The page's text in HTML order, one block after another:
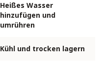
Heißes Wasser
hinzufügen und
umrühren
Kühl und trocken lagern